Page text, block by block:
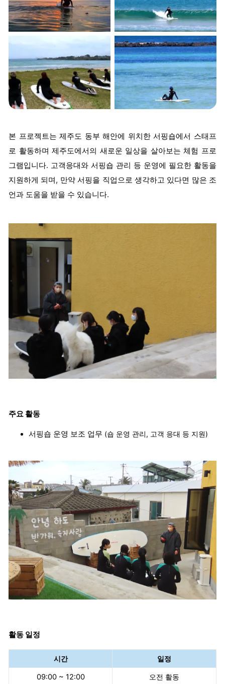
본 프로젝트는 제주도 동부 해안에 위치한 서핑숍에서 스태프
로 활동하며 제주도에서의 새로운 일상을 살아보는 체험 프로
그램입니다. 고객응대와 서핑숍 관리 등 운영에 필요한 활동을
지원하게 되며, 만약 서핑을 직업으로 생각하고 있다면 많은 조
언과 도움을 받을 수 있습니다.
주요 활동
서핑숍 운영 보조 업무 (숍 운영 관리, 고객 응대 등 지원)
활동 일정
시간 일정
09:00 ~ 12:00 오전 활동